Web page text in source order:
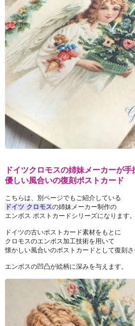
ドイツクロモスの姉妹メーカーが手
優しい風合いの復刻ポストカード
こちらは、別ページでもご紹介している
ドイツ クロモスの姉妹メーカー制作の
エンボス ポストカードシリーズになります。
ドイツの古いポストカード素材をもとに
クロモスのエンボス加工技術を用いて
懐かしい風合いのポストカードとして復刻さ
エンボスの凹凸が絵柄に深みを与えます。